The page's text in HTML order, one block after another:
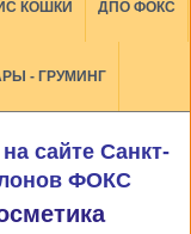
КОШКИ ДПО ФОКС
- ГРУМИНГ
сайте Санкт-
ФОКС